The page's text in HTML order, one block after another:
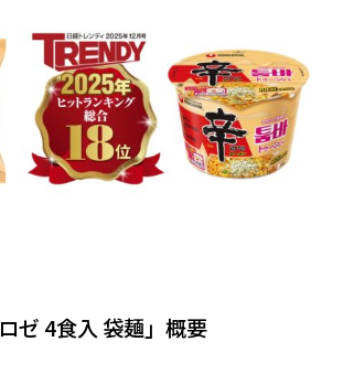
ゼ 4食入 袋麺」概要